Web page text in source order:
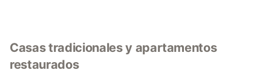
Casas tradicionales y apartamentos
restaurados